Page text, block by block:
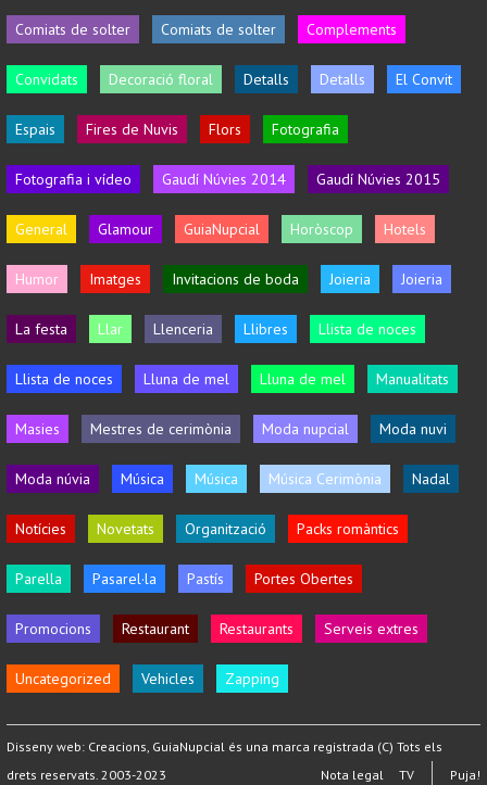
Comiats de solter Comiats de solter Complements
Convidats Decoració floral Detalls Detalls El Convit
Espais Fires de Nuvis Flors Fotografia
Fotografia i vídeo Gaudí Núvies 2014 Gaudí Núvies 2015
General Glamour GuiaNupcial Horòscop Hotels
Humor Imatges Invitacions de boda Joieria Joieria
La festa Llar Llenceria Llibres Llista de noces
Llista de noces Lluna de mel Lluna de mel Manualitats
Masies Mestres de cerimònia Moda nupcial Moda nuvi
Moda núvia Música Música Música Cerimònia Nadal
Notícies Novetats Organització Packs romàntics
Parella Pasarel·la Pastís Portes Obertes
Promocions Restaurant Restaurants Serveis extres
Uncategorized Vehicles Zapping
Disseny web: Creacions , GuiaNupcial és una marca registrada (C) Tots els
drets reservats. 2003-2023
Puja!
Nota legal TV